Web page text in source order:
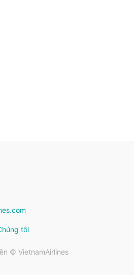
tôi
© VietnamAirlines